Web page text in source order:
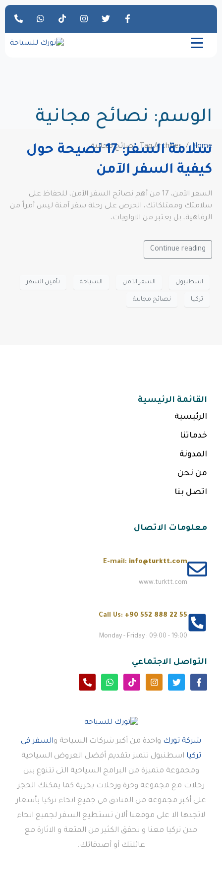
الوسم: نصائح مجانية
Home Tag Archives: نصائح مجانية
سلامة السفر: 17 نصيحة حول
كيفية السفر الآمن
السفر الآمن، 17 من أهم نصائح السفر الآمن، للحفاظ على
سلامتك وممتلكاتك، الحرص على رحلة سفر آمنة ليس أمراً من
الرفاهية، بل يعتبر من الاولويات،
Continue reading
اسطنبول السفر الآمن السياحة تأمين السفر
تركيا نصائح مجانية
القائمة الرئيسية
الرئيسية
خدماتنا
المدونة
من نحن
اتصل بنا
معلومات الاتصال
E-mail: info@turktt.com
www.turktt.com
Call Us: +90 552 888 22 55
Monday - Friday : 09:00 - 19:00
التواصل الاجتماعي
شركة تورك واحدة من أكبر شركات السياحة والسفر فى
تركيا اسطنبول تتميز بتقديم أفضل العروض السياحية
ومجموعة متميزة من البرامج السياحية التى تتنوع بين
رحلات مع مجموعة وحرة ورحلات بحرية كما يمكنك الحجز
على أكبر مجموعة من الفنادق في جميع انحاء تركيا بأسعار
لاتجدها الا على موقعنا ألان تستطيع السفر لجميع انحاء
مدن تركيا معنا و تحقق الكثير من المتعة و الاثارة مع
عائلتك أو أصدقائك.